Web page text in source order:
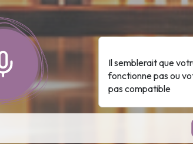
Il semblerait que
fonctionne pas ou
pas compatible